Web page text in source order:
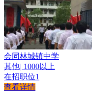
会同林城镇中学
其他| 1000以上
在招职位1
查看详情